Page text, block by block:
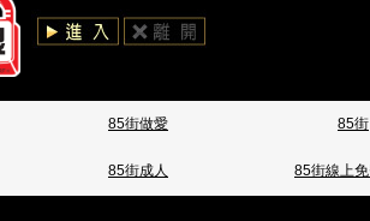
85街做愛 85街
85街成人 85街線上